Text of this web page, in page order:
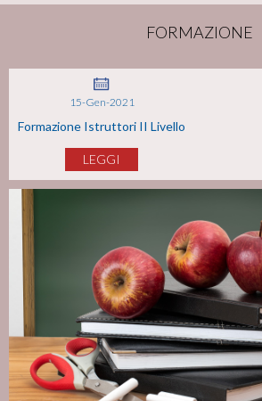
FORMAZIONE
15-Gen-2021
Formazione Istruttori II Livello
LEGGI